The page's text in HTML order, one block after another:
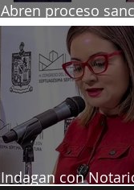
Abren proceso
diputadas poblanas
Indagan con